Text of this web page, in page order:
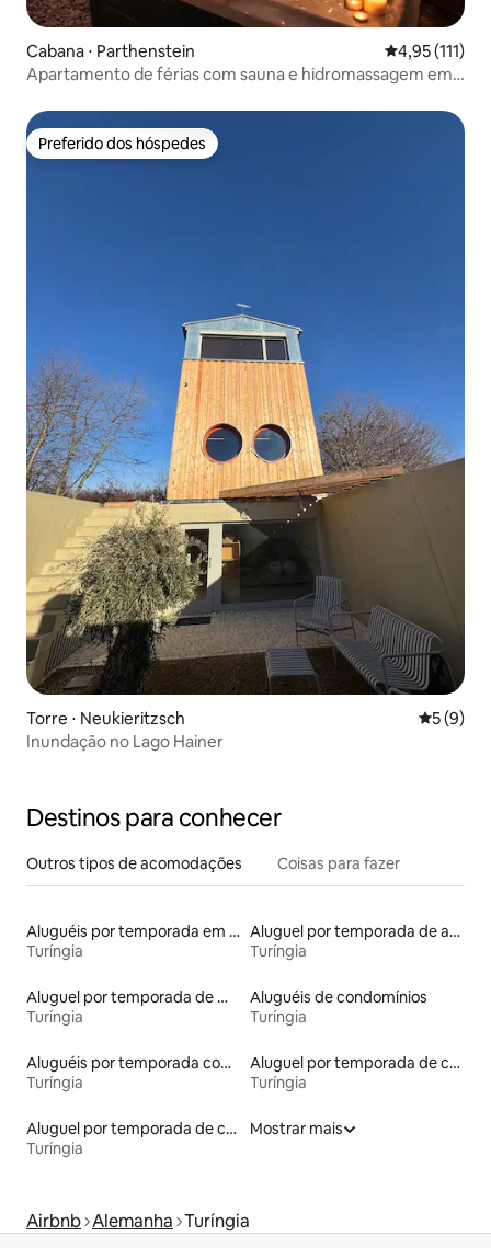
Cabana ⋅ Parthenstein 4,95 de uma
4,95 (111)
Apartamento de férias com sauna e hidromassagem em
Preferido dos hóspedes
Preferido dos hóspedes
Torre ⋅ Neukieritzsch 5 de
5 (9)
Inundação no Lago Hainer
Destinos para conhecer
Outros tipos de acomodações Coisas para fazer
Aluguéis por temporada em hotéis-fazenda
Turíngia
Aluguel por temporada de apart-hotéis
Turíngia
Aluguel por temporada de microcasas
Turíngia
Aluguéis de condomínios
Turíngia
Aluguéis por temporada com caiaque
Turíngia
Aluguel por temporada de castelos
Turíngia
Aluguel por temporada de casas-barco
Turíngia
Mostrar mais
Airbnb Alemanha Turíngia